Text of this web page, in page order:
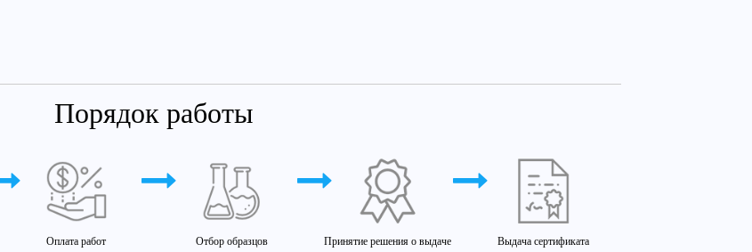
Порядок работы
Оплата работ Отбор образцов Принятие решения о выдаче Выдача сертификата